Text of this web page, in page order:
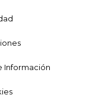
Información